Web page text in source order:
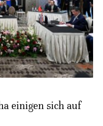
einigen sich auf